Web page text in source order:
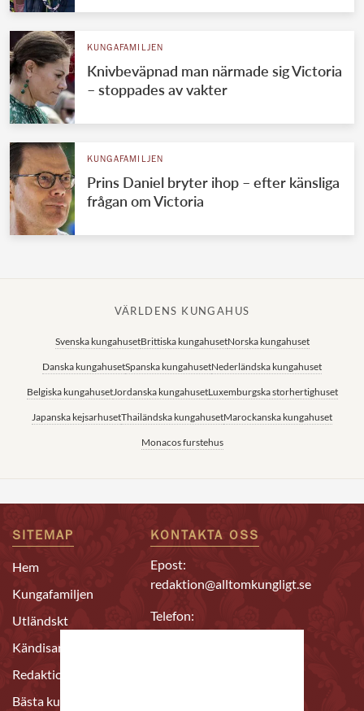
KUNGAFAMILJEN
Knivbeväpnad man närmade sig Victoria
– stoppades av vakter
KUNGAFAMILJEN
Prins Daniel bryter ihop – efter känsliga
frågan om Victoria
VÄRLDENS KUNGAHUS
Svenska kungahusetBrittiska kungahusetNorska kungahuset
Danska kungahusetSpanska kungahusetNederländska kungahuset
Belgiska kungahusetJordanska kungahusetLuxemburgska storhertighuset
Japanska kejsarhusetThailändska kungahusetMarockanska kungahuset
Monacos furstehus
SITEMAP
Hem
Kungafamiljen
Utländskt
Kändisar
Redaktion
Bästa kungahus-
KONTAKTA OSS
Epost:
redaktion@alltomkungligt.se
Telefon: